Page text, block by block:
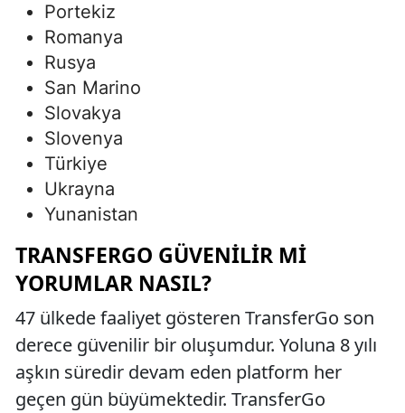
Portekiz
Romanya
Rusya
San Marino
Slovakya
Slovenya
Türkiye
Ukrayna
Yunanistan
TRANSFERGO GÜVENILIR MI
YORUMLAR NASIL?
47 ülkede faaliyet gösteren TransferGo son
derece güvenilir bir oluşumdur. Yoluna 8 yılı
aşkın süredir devam eden platform her
geçen gün büyümektedir. TransferGo